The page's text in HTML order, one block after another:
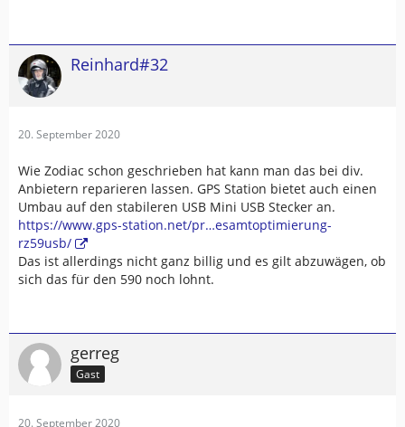
Reinhard#32
20. September 2020
Wie Zodiac schon geschrieben hat kann man das bei div.
Anbietern reparieren lassen. GPS Station bietet auch einen
Umbau auf den stabileren USB Mini USB Stecker an.
https://www.gps-station.net/pr…esamtoptimierung-
rz59usb/
Das ist allerdings nicht ganz billig und es gilt abzuwägen, ob
sich das für den 590 noch lohnt.
gerreg
Gast
20. September 2020